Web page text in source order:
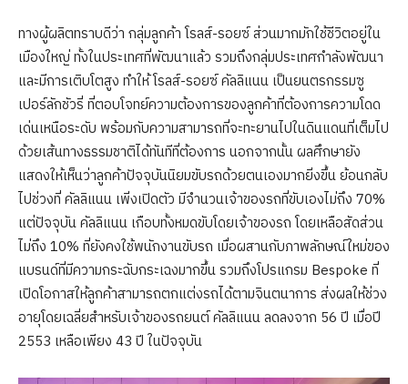
ทางผู้ผลิตทราบดีว่า กลุ่มลูกค้า โรลส์-รอยซ์ ส่วนมากมักใช้ชีวิตอยู่ใน
เมืองใหญ่ ทั้งในประเทศที่พัฒนาแล้ว รวมถึงกลุ่มประเทศกำลังพัฒนา
และมีการเติบโตสูง ทำให้ โรลส์-รอยซ์ คัลลิแนน เป็นยนตรกรรมซู
เปอร์ลักชัวรี่ ที่ตอบโจทย์ความต้องการของลูกค้าที่ต้องการความโดด
เด่นเหนือระดับ พร้อมกับความสามารถที่จะทะยานไปในดินแดนที่เต็มไป
ด้วยเส้นทางธรรมชาติได้ทันทีที่ต้องการ นอกจากนั้น ผลศึกษายัง
แสดงให้เห็นว่าลูกค้าปัจจุบันนิยมขับรถด้วยตนเองมากยิ่งขึ้น ย้อนกลับ
ไปช่วงที่ คัลลิแนน เพิ่งเปิดตัว มีจำนวนเจ้าของรถที่ขับเองไม่ถึง 70%
แต่ปัจจุบัน คัลลิแนน เกือบทั้งหมดขับโดยเจ้าของรถ โดยเหลือสัดส่วน
ไม่ถึง 10% ที่ยังคงใช้พนักงานขับรถ เมื่อผสานกับภาพลักษณ์ใหม่ของ
แบรนด์ที่มีความกระฉับกระเฉงมากขึ้น รวมถึงโปรแกรม Bespoke ที่
เปิดโอกาสให้ลูกค้าสามารถตกแต่งรถได้ตามจินตนาการ ส่งผลให้ช่วง
อายุโดยเฉลี่ยสำหรับเจ้าของรถยนต์ คัลลิแนน ลดลงจาก 56 ปี เมื่อปี
2553 เหลือเพียง 43 ปี ในปัจจุบัน